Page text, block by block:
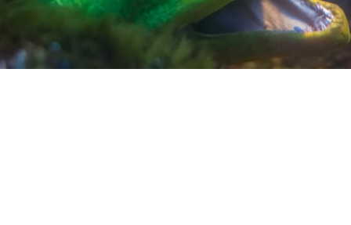
Sledujte prima+
Přihlášení
na svou kořist.